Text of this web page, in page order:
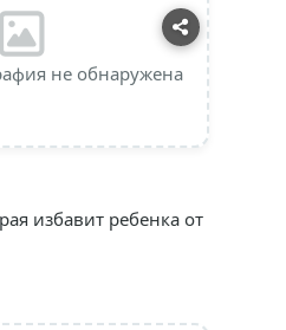
не обнаружена
избавит ребенка от